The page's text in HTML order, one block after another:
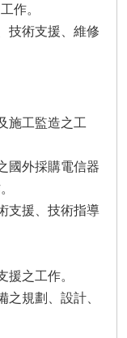
作。
技術支援、維修
施工監造之工
國外採購電信器
支援、技術指導
援之工作。
之規劃、設計、